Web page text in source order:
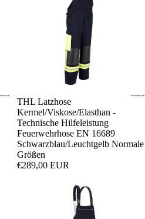
THL Latzhose
Kermel/Viskose/Elasthan -
Technische Hilfeleistung
Feuerwehrhose EN 16689
Schwarzblau/Leuchtgelb Normale
Größen
€289,00 EUR